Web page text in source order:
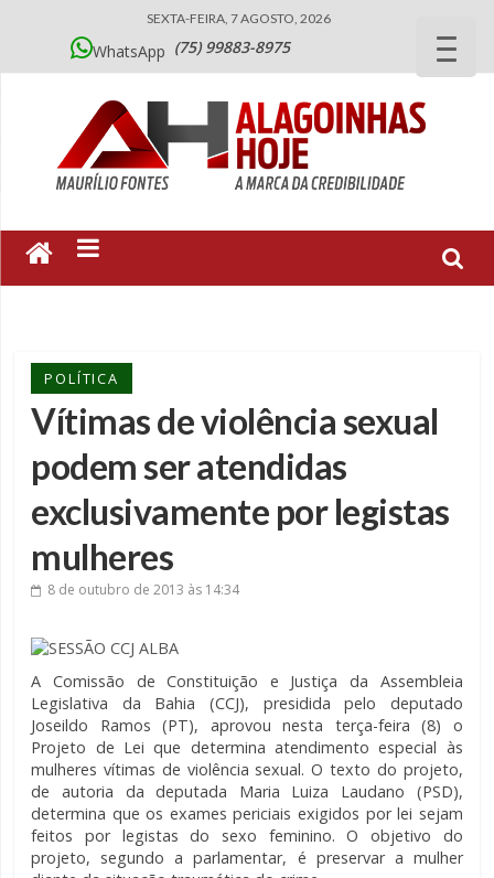
SEXTA-FEIRA, 7 AGOSTO, 2026
WhatsApp (75) 99883-8975
POLÍTICA
Vítimas de violência sexual
podem ser atendidas
exclusivamente por legistas
mulheres
8 de outubro de 2013 às 14:34
A Comissão de Constituição e Justiça da Assembleia
Legislativa da Bahia (CCJ), presidida pelo deputado
Joseildo Ramos (PT), aprovou nesta terça-feira (8) o
Projeto de Lei que determina atendimento especial às
mulheres vítimas de violência sexual. O texto do projeto,
de autoria da deputada Maria Luiza Laudano (PSD),
determina que os exames periciais exigidos por lei sejam
feitos por legistas do sexo feminino. O objetivo do
projeto, segundo a parlamentar, é preservar a mulher